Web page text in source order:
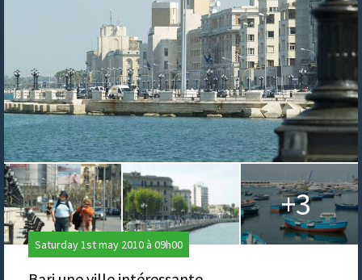
+3
Saturday 1st may 2010 à 09h00